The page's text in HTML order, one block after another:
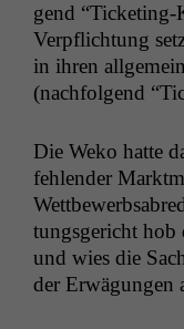
gend “Tick­et­ing-
Verpflich­tung
in ihren
(nach­fol­gend
Die Weko hat­te
fehlen­der
tungs­gericht hob
und wies die
der Erwä­gun­gen